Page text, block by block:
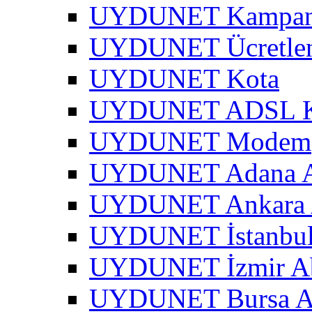
UYDUNET
UYDUNET
UYDUNET Kota
UYDUNET ADSL
UYDUNET Modem
UYDUNET Adana
UYDUNET
UYDUNET
UYDUNET İzmir
UYDUNET Bursa